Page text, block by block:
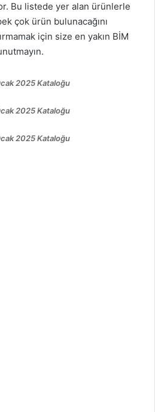
Bu listede yer alan ürünlerle
çok ürün bulunacağını
için size en yakın BİM
2025 Kataloğu
2025 Kataloğu
2025 Kataloğu